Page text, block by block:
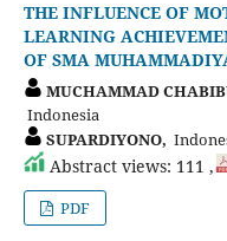
THE INFLUENCE OF
LEARNING
OF SMA
MUCHAMMAD
Indonesia
SUPARDIYONO,
Abstract views: 111 ,
PDF